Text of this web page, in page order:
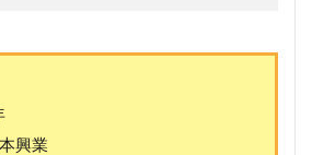
興業